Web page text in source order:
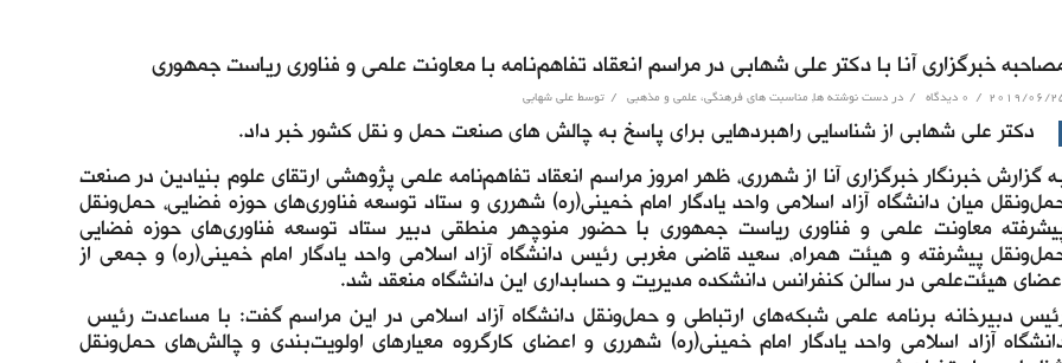
خبرگزاری آنا با دکتر علی شهابی در مراسم انعقاد تفاهم‌نامه با معاونت علمی و فناوری ریاست جمهوری
2019/06/
/ ۰ دیدگاه / در دست نوشته ها, مناسبت های فرهنگی، علمی و مذهبی / توسط علی شهابی
دکتر علی شهابی از شناسایی راهبردهایی برای پاسخ به چالش های صنعت حمل و نقل کشور خبر داد.
گزارش خبرنگار خبرگزاری آنا از شهرری، ظهر امروز مراسم انعقاد تفاهم‌نامه علمی پژوهشی ارتقای علوم بنیادین در صنعت
میان دانشگاه آزاد اسلامی واحد یادگار امام خمینی(ره) شهرری و ستاد توسعه فناوری‌های حوزه فضایی، حمل‌ونقل
معاونت علمی و فناوری ریاست جمهوری با حضور منوچهر منطقی دبیر ستاد توسعه فناوری‌های حوزه فضایی
پیشرفته و هیئت همراه، سعید قاضی مغربی رئیس دانشگاه آزاد اسلامی واحد یادگار امام خمینی(ره) و جمعی از
هیئت‌علمی در سالن کنفرانس دانشکده مدیریت و حسابداری این دانشگاه منعقد شد.
دبیرخانه برنامه علمی شبکه‌های ارتباطی و حمل‌ونقل دانشگاه آزاد اسلامی در این مراسم گفت: با مساعدت رئیس
آزاد اسلامی واحد یادگار امام‌ خمینی‌(ره) شهرری و اعضای کارگروه معیارهای اولویت‌بندی و چالش‌های حمل‌ونقل